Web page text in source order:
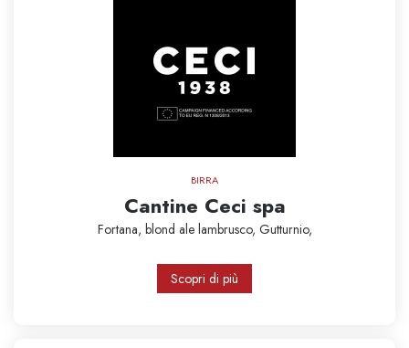
BIRRA
Cantine Ceci spa
Fortana, blond ale lambrusco, Gutturnio,
Scopri di più